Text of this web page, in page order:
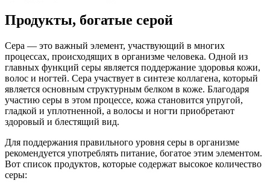
Продукты, богатые серой
Сера — это важный элемент, участвующий в многих
процессах, происходящих в организме человека. Одной из
главных функций серы является поддержание здоровья кожи,
волос и ногтей. Сера участвует в синтезе коллагена, который
является основным структурным белком в коже. Благодаря
участию серы в этом процессе, кожа становится упругой,
гладкой и уплотненной, а волосы и ногти приобретают
здоровый и блестящий вид.
Для поддержания правильного уровня серы в организме
рекомендуется употреблять питание, богатое этим элементом.
Вот список продуктов, которые содержат высокое количество
серы: